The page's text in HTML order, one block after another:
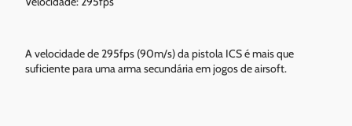
A velocidade de 295fps (90m/s) da pistola ICS é mais que
suficiente para uma arma secundária em jogos de airsoft.